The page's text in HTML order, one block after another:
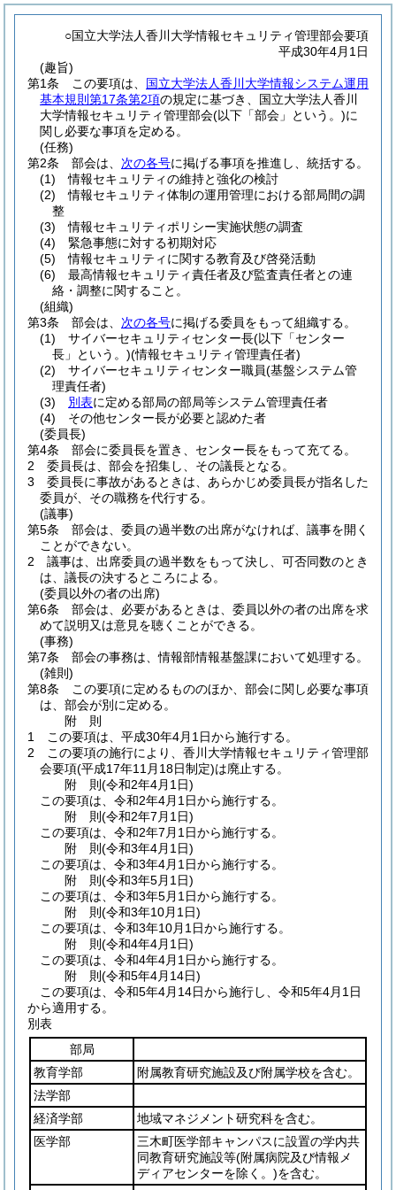
○国立大学法人香川大学情報セキュリティ管理部会要項
平成30年4月1日
(趣旨)
第1条
この要項は、 国立大学法人香川大学情報システム運用
基本規則第17条第2項の規定に基づき、国立大学法人香川
大学情報セキュリティ管理部会(以下「部会」という。)に
関し必要な事項を定める。
(任務)
第2条
部会は、 次の各号に掲げる事項を推進し、統括する。
(1)
情報セキュリティの維持と強化の検討
(2)
情報セキュリティ体制の運用管理における部局間の調
整
(3)
情報セキュリティポリシー実施状態の調査
(4)
緊急事態に対する初期対応
(5)
情報セキュリティに関する教育及び啓発活動
(6)
最高情報セキュリティ責任者及び監査責任者との連
絡・調整に関すること。
(組織)
第3条
部会は、 次の各号に掲げる委員をもって組織する。
(1)
サイバーセキュリティセンター長(以下「センター
長」という。)(情報セキュリティ管理責任者)
(2)
サイバーセキュリティセンター職員(基盤システム管
理責任者)
(3)
別表に定める部局の部局等システム管理責任者
(4)
その他センター長が必要と認めた者
(委員長)
第4条
部会に委員長を置き、センター長をもって充てる。
2
委員長は、部会を招集し、その議長となる。
3
委員長に事故があるときは、あらかじめ委員長が指名した
委員が、その職務を代行する。
(議事)
第5条
部会は、委員の過半数の出席がなければ、議事を開く
ことができない。
2
議事は、出席委員の過半数をもって決し、可否同数のとき
は、議長の決するところによる。
(委員以外の者の出席)
第6条
部会は、必要があるときは、委員以外の者の出席を求
めて説明又は意見を聴くことができる。
(事務)
第7条
部会の事務は、情報部情報基盤課において処理する。
(雑則)
第8条
この要項に定めるもののほか、部会に関し必要な事項
は、部会が別に定める。
附 則
1
この要項は、平成30年4月1日から施行する。
2
この要項の施行により、香川大学情報セキュリティ管理部
会要項(平成17年11月18日制定)は廃止する。
附 則(令和2年4月1日)
この要項は、令和2年4月1日から施行する。
附 則(令和2年7月1日)
この要項は、令和2年7月1日から施行する。
附 則(令和3年4月1日)
この要項は、令和3年4月1日から施行する。
附 則(令和3年5月1日)
この要項は、令和3年5月1日から施行する。
附 則(令和3年10月1日)
この要項は、令和3年10月1日から施行する。
附 則(令和4年4月1日)
この要項は、令和4年4月1日から施行する。
附 則(令和5年4月14日)
この要項は、令和5年4月14日から施行し、令和5年4月1日
から適用する。
別表
部局
教育学部
附属教育研究施設及び附属学校を含む。
法学部
経済学部
地域マネジメント研究科を含む。
医学部
三木町医学部キャンパスに設置の学内共
同教育研究施設等(附属病院及び情報メ
ディアセンターを除く。)を含む。